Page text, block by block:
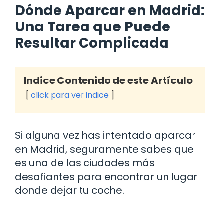
Dónde Aparcar en Madrid:
Una Tarea que Puede
Resultar Complicada
Indice Contenido de este Artículo
click para ver indice
Si alguna vez has intentado aparcar
en Madrid, seguramente sabes que
es una de las ciudades más
desafiantes para encontrar un lugar
donde dejar tu coche.